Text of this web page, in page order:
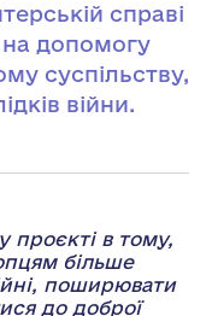
справі
допомогу
суспільству,
війни.
проєкті в тому,
більше
поширювати
до доброї